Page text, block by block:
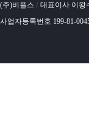
(주)비플스 / 대표이사 이왕
사업자등록번호 199-81-